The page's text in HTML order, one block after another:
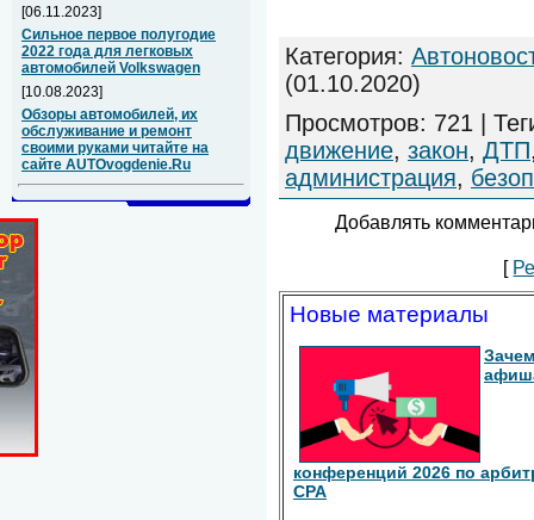
[06.11.2023]
Сильное первое полугодие
2022 года для легковых
автомобилей Volkswagen
[10.08.2023]
Обзоры автомобилей, их
обслуживание и ремонт
своими руками читайте на
сайте AUTOvogdenie.Ru
Категория:
(01.10.2020)
Просмотров: 721 |
движение, закон, ДТП
администрация,
Добавлять
[
Новые материалы
конференций 2026 по
СРА